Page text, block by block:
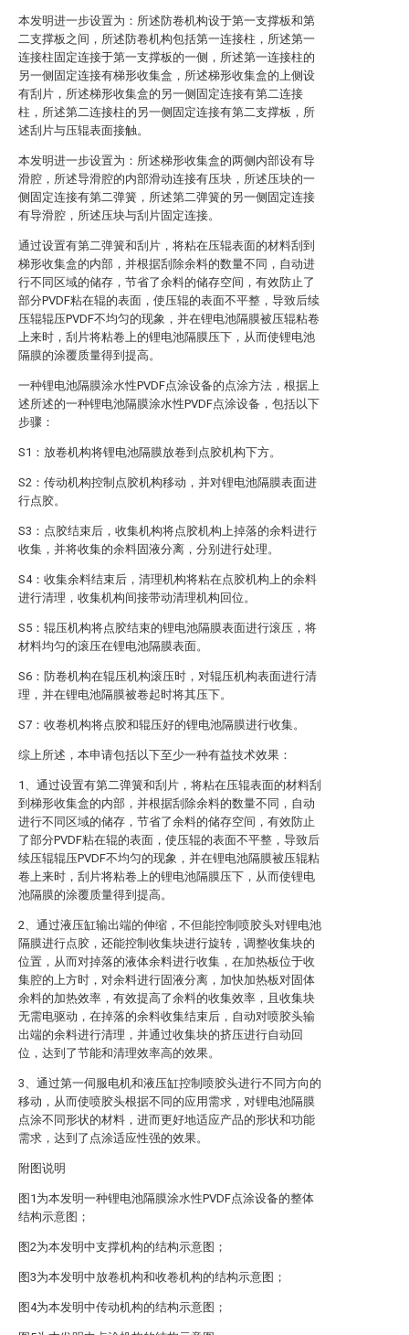
本发明进一步设置为：所述防卷机构设于第一支撑板和第
二支撑板之间，所述防卷机构包括第一连接柱，所述第一
连接柱固定连接于第一支撑板的一侧，所述第一连接柱的
另一侧固定连接有梯形收集盒，所述梯形收集盒的上侧设
有刮片，所述梯形收集盒的另一侧固定连接有第二连接
柱，所述第二连接柱的另一侧固定连接有第二支撑板，所
述刮片与压辊表面接触。
本发明进一步设置为：所述梯形收集盒的两侧内部设有导
滑腔，所述导滑腔的内部滑动连接有压块，所述压块的一
侧固定连接有第二弹簧，所述第二弹簧的另一侧固定连接
有导滑腔，所述压块与刮片固定连接。
通过设置有第二弹簧和刮片，将粘在压辊表面的材料刮到
梯形收集盒的内部，并根据刮除余料的数量不同，自动进
行不同区域的储存，节省了余料的储存空间，有效防止了
部分PVDF粘在辊的表面，使压辊的表面不平整，导致后续
压辊辊压PVDF不均匀的现象，并在锂电池隔膜被压辊粘卷
上来时，刮片将粘卷上的锂电池隔膜压下，从而使锂电池
隔膜的涂覆质量得到提高。
一种锂电池隔膜涂水性PVDF点涂设备的点涂方法，根据上
述所述的一种锂电池隔膜涂水性PVDF点涂设备，包括以下
步骤：
S1：放卷机构将锂电池隔膜放卷到点胶机构下方。
S2：传动机构控制点胶机构移动，并对锂电池隔膜表面进
行点胶。
S3：点胶结束后，收集机构将点胶机构上掉落的余料进行
收集，并将收集的余料固液分离，分别进行处理。
S4：收集余料结束后，清理机构将粘在点胶机构上的余料
进行清理，收集机构间接带动清理机构回位。
S5：辊压机构将点胶结束的锂电池隔膜表面进行滚压，将
材料均匀的滚压在锂电池隔膜表面。
S6：防卷机构在辊压机构滚压时，对辊压机构表面进行清
理，并在锂电池隔膜被卷起时将其压下。
S7：收卷机构将点胶和辊压好的锂电池隔膜进行收集。
综上所述，本申请包括以下至少一种有益技术效果：
1、通过设置有第二弹簧和刮片，将粘在压辊表面的材料刮
到梯形收集盒的内部，并根据刮除余料的数量不同，自动
进行不同区域的储存，节省了余料的储存空间，有效防止
了部分PVDF粘在辊的表面，使压辊的表面不平整，导致后
续压辊辊压PVDF不均匀的现象，并在锂电池隔膜被压辊粘
卷上来时，刮片将粘卷上的锂电池隔膜压下，从而使锂电
池隔膜的涂覆质量得到提高。
2、通过液压缸输出端的伸缩，不但能控制喷胶头对锂电池
隔膜进行点胶，还能控制收集块进行旋转，调整收集块的
位置，从而对掉落的液体余料进行收集，在加热板位于收
集腔的上方时，对余料进行固液分离，加快加热板对固体
余料的加热效率，有效提高了余料的收集效率，且收集块
无需电驱动，在掉落的余料收集结束后，自动对喷胶头输
出端的余料进行清理，并通过收集块的挤压进行自动回
位，达到了节能和清理效率高的效果。
3、通过第一伺服电机和液压缸控制喷胶头进行不同方向的
移动，从而使喷胶头根据不同的应用需求，对锂电池隔膜
点涂不同形状的材料，进而更好地适应产品的形状和功能
需求，达到了点涂适应性强的效果。
附图说明
图1为本发明一种锂电池隔膜涂水性PVDF点涂设备的整体
结构示意图；
图2为本发明中支撑机构的结构示意图；
图3为本发明中放卷机构和收卷机构的结构示意图；
图4为本发明中传动机构的结构示意图；